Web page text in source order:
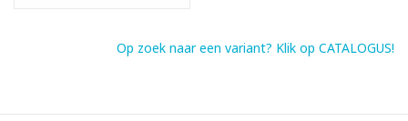
Op zoek naar een variant? Klik op CATALOGUS!